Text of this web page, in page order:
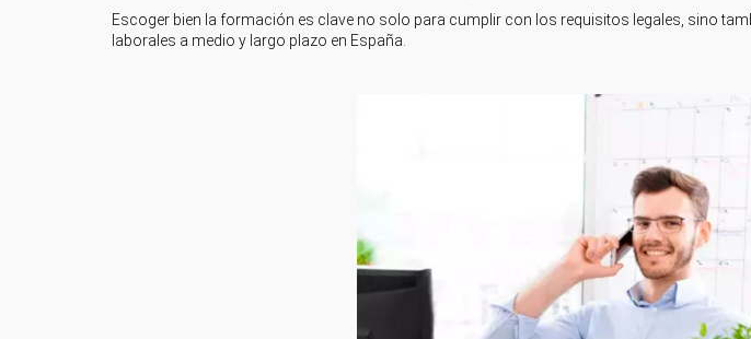
Escoger bien la formación es clave no solo para cumplir con los requisitos legales, sino
laborales a medio y largo plazo en España.